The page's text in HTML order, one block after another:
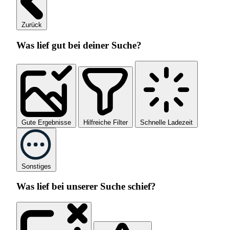
Zurück
Was lief gut bei deiner Suche?
Gute Ergebnisse Hilfreiche Filter Schnelle Ladezeit
Sonstiges
Was lief bei unserer Suche schief?